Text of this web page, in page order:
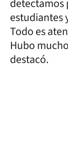
detectamos
estudiantes
Todo es
Hubo
destacó.